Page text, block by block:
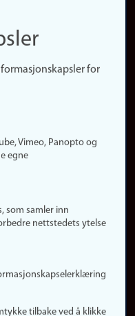
for
Vimeo, Panopto og
egne
som samler inn
nettstedets ytelse
tilbake ved å klikke